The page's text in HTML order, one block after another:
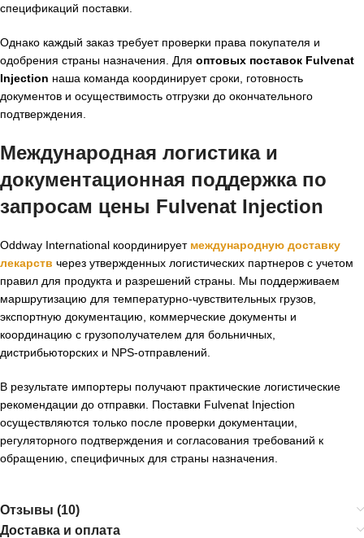
спецификаций поставки.
Однако каждый заказ требует проверки права покупателя и
одобрения страны назначения. Для оптовых поставок Fulvenat
Injection наша команда координирует сроки, готовность
документов и осуществимость отгрузки до окончательного
подтверждения.
Международная логистика и
документационная поддержка по
запросам цены Fulvenat Injection
Oddway International координирует международную доставку
лекарств через утвержденных логистических партнеров с учетом
правил для продукта и разрешений страны. Мы поддерживаем
маршрутизацию для температурно-чувствительных грузов,
экспортную документацию, коммерческие документы и
координацию с грузополучателем для больничных,
дистрибьюторских и NPS-отправлений.
В результате импортеры получают практические логистические
рекомендации до отправки. Поставки Fulvenat Injection
осуществляются только после проверки документации,
регуляторного подтверждения и согласования требований к
обращению, специфичных для страны назначения.
Отзывы (10)
Доставка и оплата